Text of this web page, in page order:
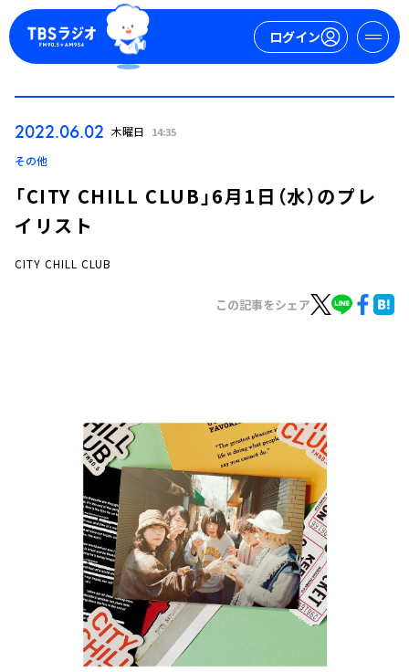
ログイン
お知らせ
イベント・グッズ
YouTube
2022.06.02 木曜日 14:35
その他
「CITY CHILL CLUB」6月1日（水）のプレ
イリスト
CITY CHILL CLUB
この記事をシェア